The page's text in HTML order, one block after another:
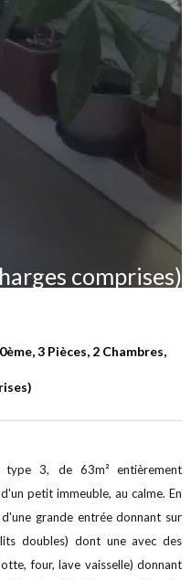
comprises)
3 Pièces, 2 Chambres,
type 3, de 63m² entièrement
petit immeuble, au calme. En
grande entrée donnant sur
doubles) dont une avec des
four, lave vaisselle) donnant